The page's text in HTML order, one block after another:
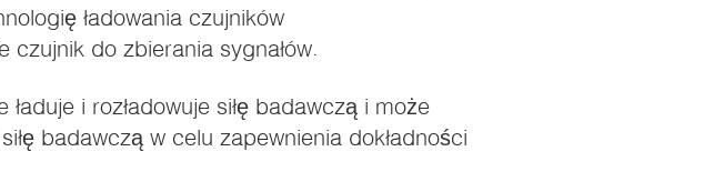
ładowania czujników
czujnik do zbierania sygnałów.
i rozładowuje siłę badawczą i może
badawczą w celu zapewnienia dokładności